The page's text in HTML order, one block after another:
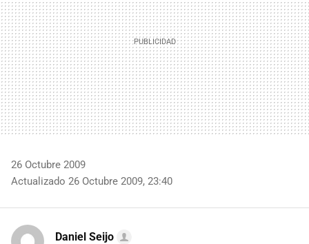
26 Octubre 2009
Actualizado 26 Octubre 2009, 23:40
Daniel Seijo